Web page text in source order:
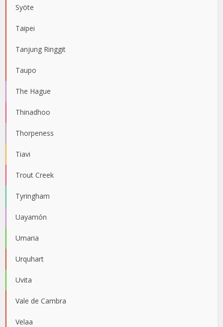
Syöte
Taipei
Tanjung Ringgit
Taupo
The Hague
Thinadhoo
Thorpeness
Tiavi
Trout Creek
Tyringham
Uayamón
Umaria
Urquhart
Uvita
Vale de Cambra
Velaa